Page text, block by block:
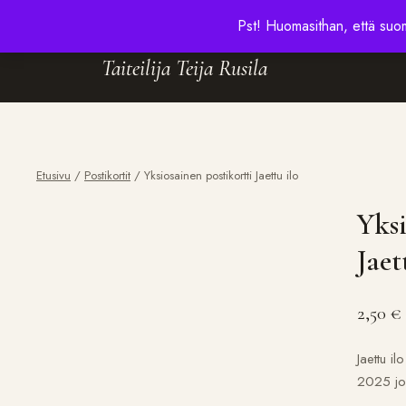
Pst! Huomasithan, että
Taiteilija Teija Rusila
Etusivu / Postikortit / Yksiosainen postikortti Jaettu ilo
2,50 €
Jaettu
2025